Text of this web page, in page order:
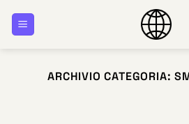
ARCHIVIO CATEGORIA: